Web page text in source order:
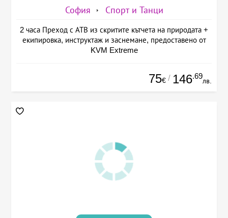
София Спорт и Танци
2 часа Преход с АТВ из скритите кътчета на природата +
екипировка, инструктаж и заснемане, предоставено от
KVM Extreme
75€ / 146.69
лв.